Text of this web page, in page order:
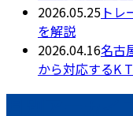
2026.05.25 トレ
を解説
2026.04.16名古
から対応するK